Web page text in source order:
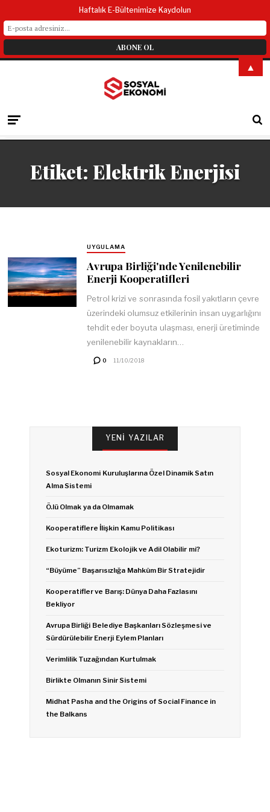
Etiket: Elektrik Enerjisi
UYGULAMA
Avrupa Birliği'nde Yenilenebilir
Enerji Kooperatifleri
Petrol krizi ve sonrasında fosil yakıtların çevre
üzerindeki olumsuz etkilerinin insan uygarlığını
tehdit eder boyuta ulaşması, enerji üretiminde
yenilenebilir kaynakların…
0 11/10/2018
YENI YAZILAR
Sosyal Ekonomi Kuruluşlarına Özel Dinamik Satın
Alma Sistemi
Ö.lü Olmak ya da Olmamak
Kooperatiflere İlişkin Kamu Politikası
Ekoturizm: Turizm Ekolojik ve Adil Olabilir mi?
“Büyüme” Başarısızlığa Mahkûm Bir Stratejidir
Kooperatifler ve Barış: Dünya Daha Fazlasını
Bekliyor
Avrupa Birliği Belediye Başkanları Sözleşmesi ve
Sürdürülebilir Enerji Eylem Planları
Verimlilik Tuzağından Kurtulmak
Birlikte Olmanın Sinir Sistemi
Midhat Pasha and the Origins of Social Finance in
the Balkans
Haftalık E-Bültenimize Kaydolun
▲